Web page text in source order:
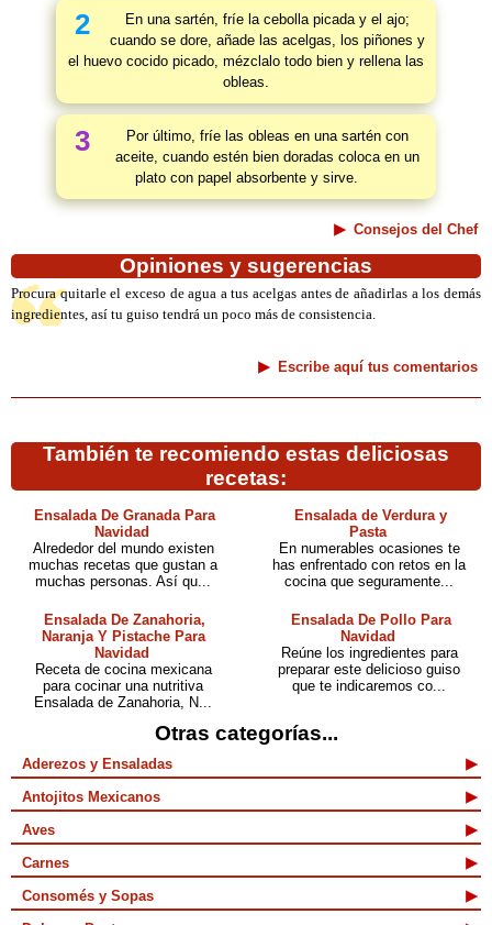
2
En una sartén, fríe la cebolla picada y el ajo;
cuando se dore, añade las acelgas, los piñones y
el huevo cocido picado, mézclalo todo bien y rellena las
obleas.
3
Por último, fríe las obleas en una sartén con
aceite, cuando estén bien doradas coloca en un
plato con papel absorbente y sirve.
Consejos del Chef
Opiniones y sugerencias
Procura quitarle el exceso de agua a tus acelgas antes de añadirlas a los demás
ingredientes, así tu guiso tendrá un poco más de consistencia.
Escribe aquí tus comentarios
También te recomiendo estas deliciosas
recetas:
Ensalada De Granada Para
Navidad
Alrededor del mundo existen
muchas recetas que gustan a
muchas personas. Así qu...
Ensalada de Verdura y
Pasta
En numerables ocasiones te
has enfrentado con retos en la
cocina que seguramente...
Ensalada De Zanahoria,
Naranja Y Pistache Para
Navidad
Receta de cocina mexicana
para cocinar una nutritiva
Ensalada de Zanahoria, N...
Ensalada De Pollo Para
Navidad
Reúne los ingredientes para
preparar este delicioso guiso
que te indicaremos co...
Otras categorías...
Aderezos y Ensaladas
Antojitos Mexicanos
Aves
Carnes
Consomés y Sopas